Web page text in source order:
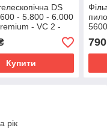
DS
- 5.800 - 6.000
- VC 2 -
6.902-127.0
Купити
790
рік